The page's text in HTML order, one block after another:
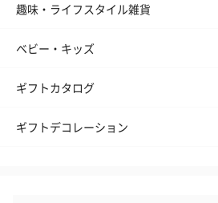
趣味・ライフスタイル雑貨
ベビー・キッズ
ギフトカタログ
ギフトデコレーション